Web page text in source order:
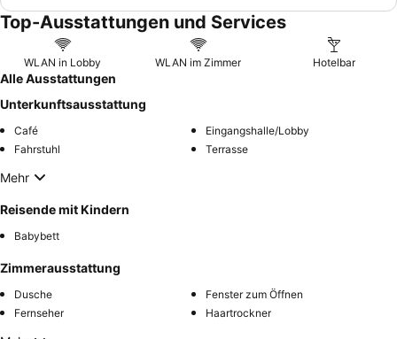
Top-Ausstattungen und Services
WLAN in Lobby WLAN im Zimmer Hotelbar
Alle Ausstattungen
Unterkunftsausstattung
Café
Eingangshalle/Lobby
Fahrstuhl
Terrasse
Mehr
Reisende mit Kindern
Babybett
Zimmerausstattung
Dusche
Fenster zum Öffnen
Fernseher
Haartrockner